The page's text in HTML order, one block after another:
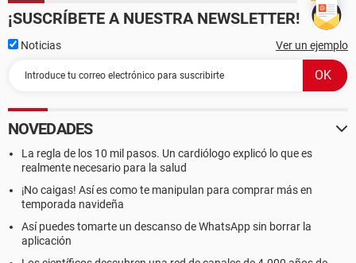
¡SUSCRÍBETE A NUESTRA NEWSLETTER!
Noticias Ver un ejemplo
NOVEDADES
La regla de los 10 mil pasos. Un cardiólogo explicó lo que es
realmente necesario para la salud
¡No caigas! Así es como te manipulan para comprar más en
temporada navideña
Así puedes tomarte un descanso de WhatsApp sin borrar la
aplicación